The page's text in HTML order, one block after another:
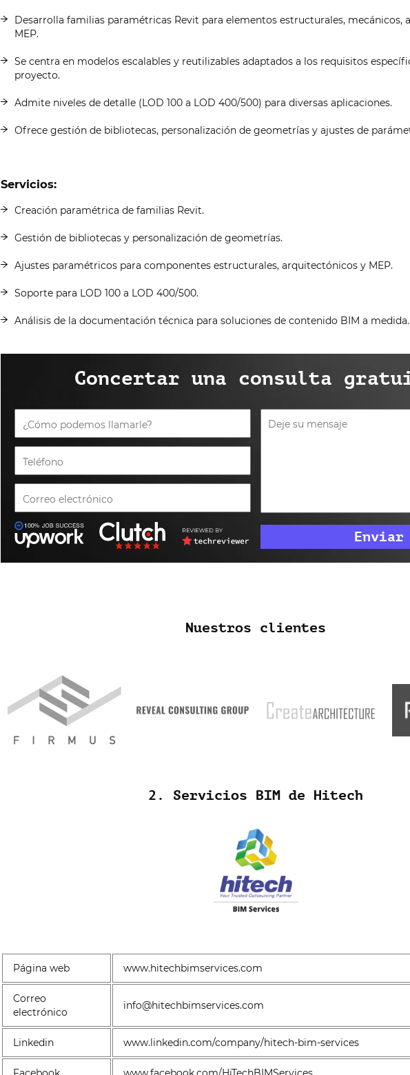
Desarrolla familias paramétricas Revit para elementos estructurales, mecánicos,
MEP.
Se centra en modelos escalables y reutilizables adaptados a los requisitos
proyecto.
Admite niveles de detalle (LOD 100 a LOD 400/500) para diversas aplicaciones.
Ofrece gestión de bibliotecas, personalización de geometrías y ajustes de
Servicios:
Creación paramétrica de familias Revit.
Gestión de bibliotecas y personalización de geometrías.
Ajustes paramétricos para componentes estructurales, arquitectónicos y MEP.
Soporte para LOD 100 a LOD 400/500.
Análisis de la documentación técnica para soluciones de contenido BIM a medida.
Concertar una consulta
Nuestros clientes
2. Servicios BIM de Hitech
Página web www.hitechbimservices.com
Correo
electrónico
info@hitechbimservices.com
Linkedin www.linkedin.com/company/hitech-bim-services